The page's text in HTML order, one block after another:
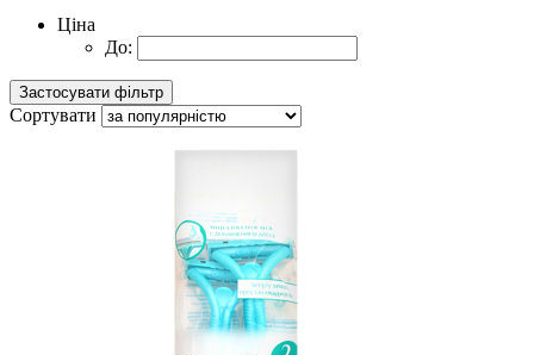
Ціна
До:
Сортувати